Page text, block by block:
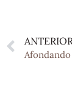
ANTERIOR